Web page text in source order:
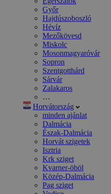
Győr
Hajdúszoboszló
Hévíz
Mezőkövesd
Miskolc
Mosonmagyaróvár
Sopron
Szentgotthárd
Sárvár
Zalakaros
…
Horvátország
minden ajánlat
Dalmácia
Észak-Dalmácia
Horvát szigetek
Isztria
Krk sziget
Kvarner-öböl
Közép-Dalmácia
Pag sziget